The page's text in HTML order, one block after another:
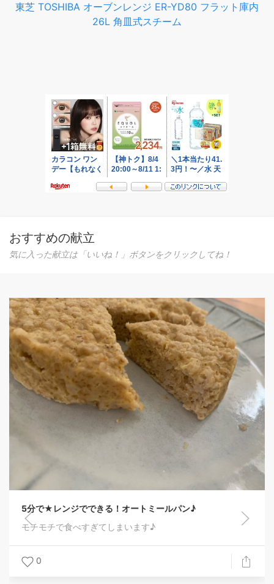
東芝 TOSHIBA オーブンレンジ ER-YD80 フラット庫内
26L 角皿式スチーム
おすすめの献立
気に入った献立は「いいね！」ボタンをクリックしてね！
5分で★レンジでできる！オートミールパン♪
モチモチで食べすぎてしまいます♪
0